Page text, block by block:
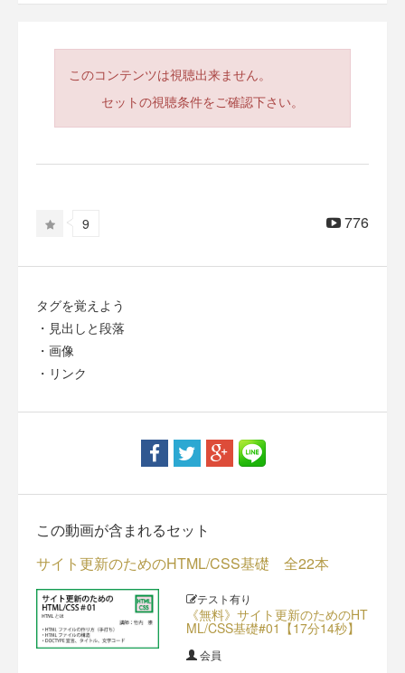
このコンテンツは視聴出来ません。
セットの視聴条件をご確認下さい。
9 776
タグを覚えよう
・見出しと段落
・画像
・リンク
この動画が含まれるセット
サイト更新のためのHTML/CSS基礎 全22本
テスト有り
《無料》サイト更新のためのHT
ML/CSS基礎#01【17分14秒】
会員